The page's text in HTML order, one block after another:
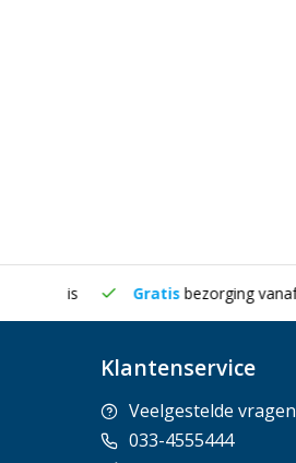
Gratisbezorging vanaf €50
Klantenservice
Veelgestelde vragen
033-4555444